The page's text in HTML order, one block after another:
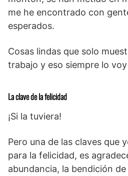
me he encontrado con
esperados.
Cosas lindas que solo
trabajo y eso siempre lo
La clave de la felicidad
¡Si la tuviera!
Pero una de las claves que
para la felicidad, es
abundancia, la bendición